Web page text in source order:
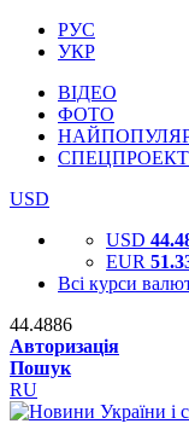
РУС
УКР
ВІДЕО
ФОТО
USD
USD
EUR
Всі курси
44.4886
Авторизація
Пошук
RU